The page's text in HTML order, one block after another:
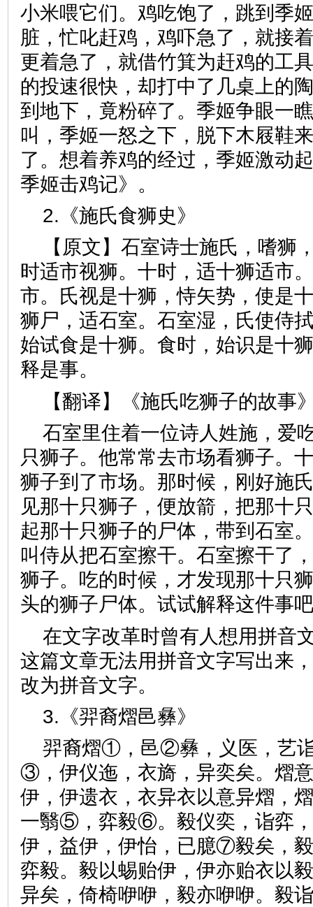
小米喂它们。鸡吃饱了，跳到季
脏，忙叱赶鸡，鸡吓急了，就接
更着急了，就借竹箕为赶鸡的工
的投速很快，却打中了几桌上的
到地下，竟粉碎了。季姬争眼一
叫，季姬一怒之下，脱下木屐鞋
了。想着养鸡的经过，季姬激动
季姬击鸡记》。
2.《施氏食狮史》
【原文】石室诗士施氏，嗜狮
时适市视狮。十时，适十狮适市
市。氏视是十狮，恃矢势，使是
狮尸，适石室。石室湿，氏使侍
始试食是十狮。食时，始识是十
释是事。
【翻译】《施氏吃狮子的故事
石室里住着一位诗人姓施，爱
只狮子。他常常去市场看狮子。
狮子到了市场。那时候，刚好施
见那十只狮子，便放箭，把那十
起那十只狮子的尸体，带到石室
叫侍从把石室擦干。石室擦干了
狮子。吃的时候，才发现那十只
头的狮子尸体。试试解释这件事
在文字改革时曾有人想用拼音
这篇文章无法用拼音文字写出来
改为拼音文字。
3.《羿裔熠邑彝》
羿裔熠①，邑②彝，义医，艺
③，伊仪迤，衣旖，异奕矣。熠
伊，伊遗衣，衣异衣以意异熠，
一翳⑤，弈毅⑥。毅仪奕，诣弈
伊，益伊，伊怡，已臆⑦毅矣，
弈毅。毅以蜴贻伊，伊亦贻衣以
异矣，倚椅咿咿，毅亦咿咿。毅